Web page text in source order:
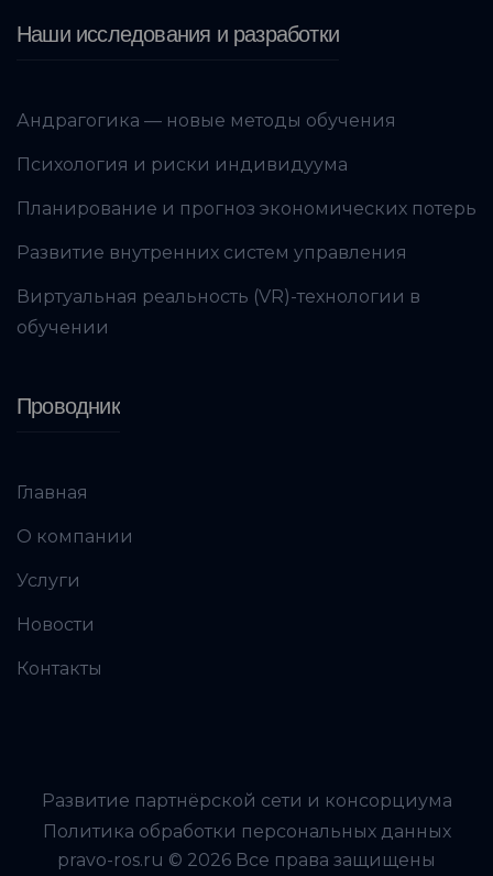
Наши исследования и разработки
Андрагогика — новые методы обучения
Психология и риски индивидуума
Планирование и прогноз экономических потерь
Развитие внутренних систем управления
Виртуальная реальность (VR)-технологии в
обучении
Проводник
Главная
О компании
Услуги
Новости
Контакты
Развитие партнёрской сети и консорциума
Политика обработки персональных данных
pravo-ros.ru © 2026 Все права защищены